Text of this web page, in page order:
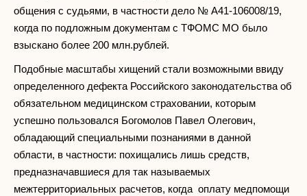
общения с судьями, в частности дело № А41-106008/19,
когда по подложным документам с ТФОМС МО было
взыскано более 200 млн.рублей.
Подобные масштабы хищений стали возможными ввиду
определенного дефекта Российского законодательства об
обязательном медицинском страховании, которым
успешно пользовался Богомолов Павел Олегович,
обладающий специальными познаниями в данной
области, в частности: похищались лишь средств,
предназначавшиеся для так называемых
межтерриториальных расчетов, когда оплату медпомощи